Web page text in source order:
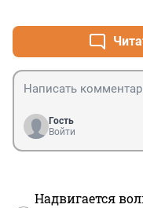
Гость
Войти
Надвигается